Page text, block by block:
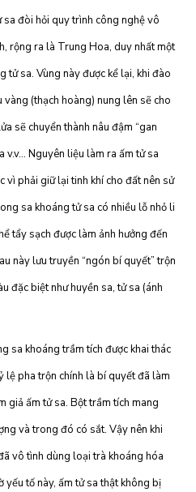
đòi hỏi quy trình công nghệ vô
rộng ra là Trung Hoa, duy nhất một
tử sa. Vùng này được kể lại, khi đào
(thạch hoàng) nung lên sẽ cho
sẽ chuyển thành nâu đậm “gan
v.v… Nguyên liệu làm ra ấm tử sa
vì phải giữ lại tinh khí cho đất nên sử
sa khoáng tử sa có nhiều lỗ nhỏ li
tẩy sạch được làm ảnh hưởng đến
này lưu truyền “ngón bí quyết” trộn
đặc biệt như huyền sa, tử sa (ánh
sa khoáng trầm tích được khai thác
lệ pha trộn chính là bí quyết đã làm
giả ấm tử sa. Bột trầm tích mang
và trong đó có sắt. Vậy nên khi
vô tình dùng loại trà khoáng hóa
yếu tố này, ấm tử sa thật không bị